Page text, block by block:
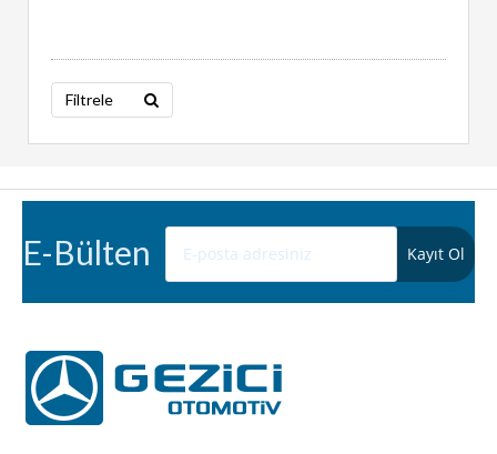
Filtrele
E-Bülten